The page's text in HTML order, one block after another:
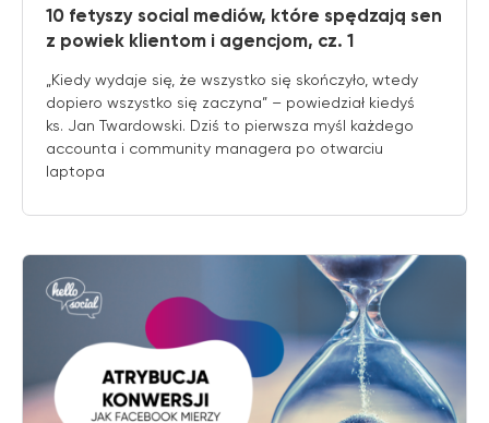
10 fetyszy social mediów, które spędzają sen
z powiek klientom i agencjom, cz. 1
„Kiedy wydaje się, że wszystko się skończyło, wtedy
dopiero wszystko się zaczyna” – powiedział kiedyś
ks. Jan Twardowski. Dziś to pierwsza myśl każdego
accounta i community managera po otwarciu
laptopa